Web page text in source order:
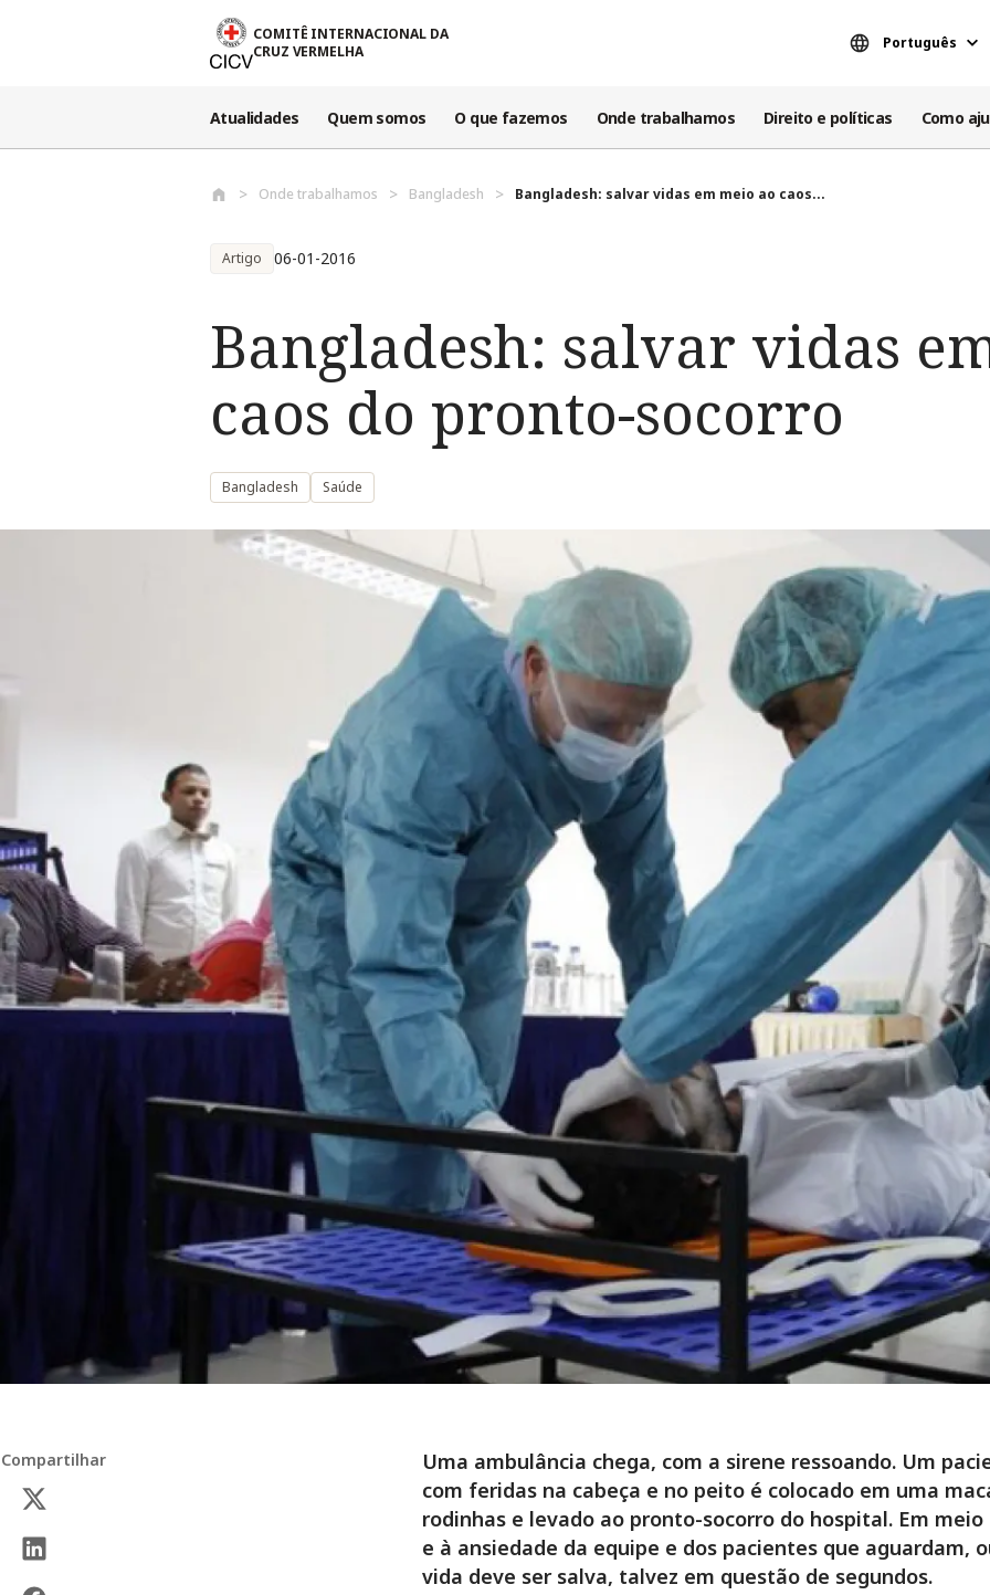
Passar para o conteúdo principal
COMITÊ INTERNACIONAL DA
CRUZ VERMELHA
Português
Atualidades Quem somos O que fazemos Onde trabalhamos Direito e políticas Como
Onde trabalhamos Bangladesh Bangladesh: salvar vidas em meio ao caos...
Artigo 06-01-2016
Bangladesh: salvar vidas
caos do pronto-socorro
Bangladesh Saúde
Compartilhar
Uma ambulância chega, com a sirene ressoando. Um
com feridas na cabeça e no peito é colocado em uma
rodinhas e levado ao pronto-socorro do hospital. Em meio
e à ansiedade da equipe e dos pacientes que aguardam,
vida deve ser salva, talvez em questão de segundos.